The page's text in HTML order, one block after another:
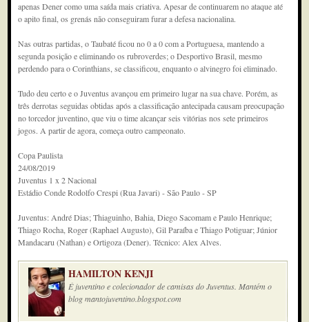
apenas Dener como uma saída mais criativa. Apesar de continuarem no ataque até
o apito final, os grenás não conseguiram furar a defesa nacionalina.
Nas outras partidas, o Taubaté ficou no 0 a 0 com a Portuguesa, mantendo a
segunda posição e eliminando os rubroverdes; o Desportivo Brasil, mesmo
perdendo para o Corinthians, se classificou, enquanto o alvinegro foi eliminado.
Tudo deu certo e o Juventus avançou em primeiro lugar na sua chave. Porém, as
três derrotas seguidas obtidas após a classificação antecipada causam preocupação
no torcedor juventino, que viu o time alcançar seis vitórias nos sete primeiros
jogos. A partir de agora, começa outro campeonato.
Copa Paulista
24/08/2019
Juventus 1 x 2 Nacional
Estádio Conde Rodolfo Crespi (Rua Javari) - São Paulo - SP
Juventus: André Dias; Thiaguinho, Bahia, Diego Sacomam e Paulo Henrique;
Thiago Rocha, Roger (Raphael Augusto), Gil Paraíba e Thiago Potiguar; Júnior
Mandacaru (Nathan) e Ortigoza (Dener). Técnico: Alex Alves.
HAMILTON KENJI
É juventino e colecionador de camisas do Juventus. Mantém o
blog mantojuventino.blogspot.com